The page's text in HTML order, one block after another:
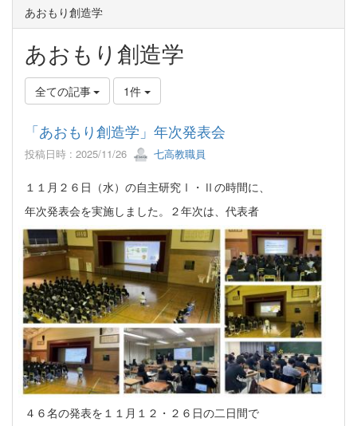
あおもり創造学
あおもり創造学
全ての記事 1件
「あおもり創造学」年次発表会
投稿日時 : 2025/11/26 七高教職員
１１月２６日（水）の自主研究Ⅰ・Ⅱの時間に、
年次発表会を実施しました。２年次は、代表者
４６名の発表を１１月１２・２６日の二日間で